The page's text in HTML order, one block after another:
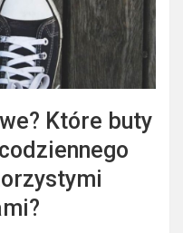
Które buty